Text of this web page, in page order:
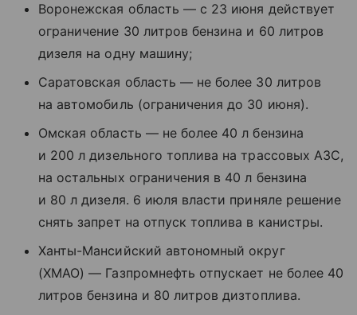
Воронежская область — с 23 июня действует
ограничение 30 литров бензина и 60 литров
дизеля на одну машину;
Саратовская область — не более 30 литров
на автомобиль (ограничения до 30 июня).
Омская область — не более 40 л бензина
и 200 л дизельного топлива на трассовых АЗС,
на остальных ограничения в 40 л бензина
и 80 л дизеля. 6 июля власти приняле решение
снять запрет на отпуск топлива в канистры.
Ханты-Мансийский автономный округ
(ХМАО) — Газпромнефть отпускает не более 40
литров бензина и 80 литров дизтоплива.